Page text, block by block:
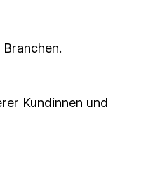
Kundinnen und